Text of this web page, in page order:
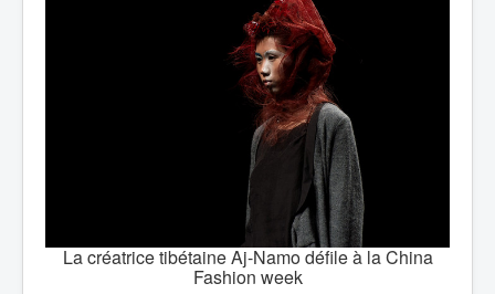
La créatrice tibétaine Aj-Namo défile à la China
Fashion week